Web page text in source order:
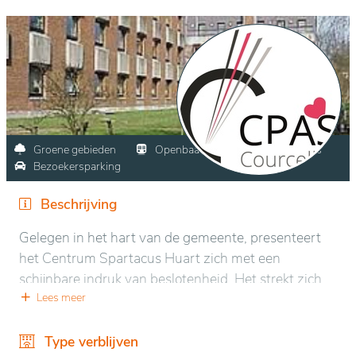
Groene gebieden Openbaar vervoer
Winkels
Bezoekersparking
Beschrijving
Gelegen in het hart van de gemeente, presenteert
het Centrum Spartacus Huart zich met een
schijnbare indruk van beslotenheid. Het strekt zich
echter uit over een oppervlakte van 2 hectare en
en ontspanning.
Lees meer
Type verblijven